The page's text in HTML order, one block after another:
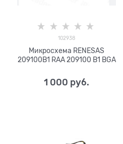
102938
Микросхема RENESAS
209100B1 RAA 209100 B1 BGA
1 000 руб.